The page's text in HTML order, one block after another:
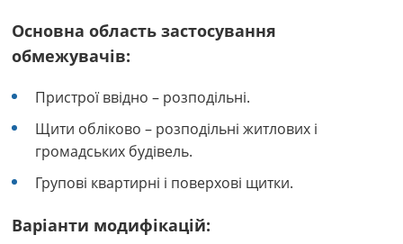
Основна область застосування
обмежувачів:
Пристрої ввідно – розподільні.
Щити обліково – розподільні житлових і
громадських будівель.
Групові квартирні і поверхові щитки.
Варіанти модифікацій: